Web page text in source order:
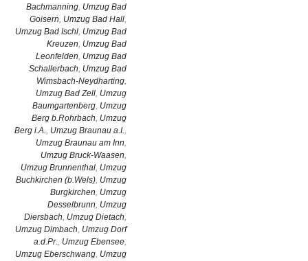
Bachmanning, Umzug Bad
Goisern, Umzug Bad Hall,
Umzug Bad Ischl, Umzug Bad
Kreuzen, Umzug Bad
Leonfelden, Umzug Bad
Schallerbach, Umzug Bad
Wimsbach-Neydharting,
Umzug Bad Zell, Umzug
Baumgartenberg, Umzug
Berg b.Rohrbach, Umzug
Berg i.A., Umzug Braunau a.I.,
Umzug Braunau am Inn,
Umzug Bruck-Waasen,
Umzug Brunnenthal, Umzug
Buchkirchen (b.Wels), Umzug
Burgkirchen, Umzug
Desselbrunn, Umzug
Diersbach, Umzug Dietach,
Umzug Dimbach, Umzug Dorf
a.d.Pr., Umzug Ebensee,
Umzug Eberschwang, Umzug